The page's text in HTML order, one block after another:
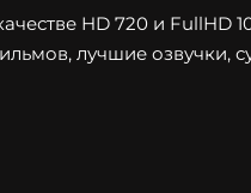
HD 720 и FullHD
лучшие озвучки,